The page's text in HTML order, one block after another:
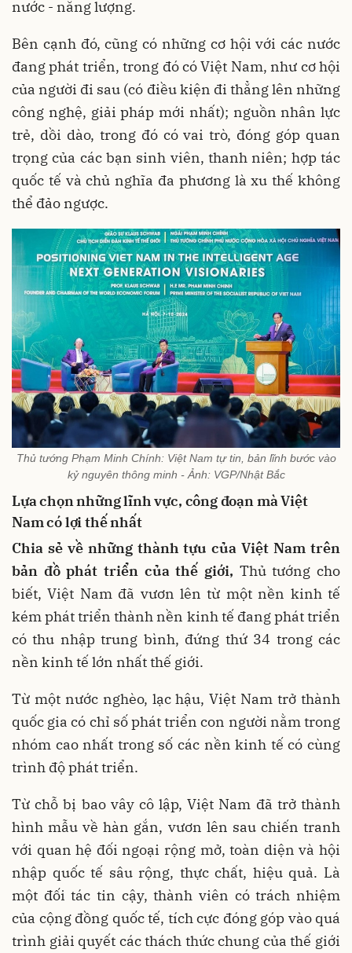
nước - năng lượng.
Bên cạnh đó, cũng có những cơ hội với các nước
đang phát triển, trong đó có Việt Nam, như cơ hội
của người đi sau (có điều kiện đi thẳng lên những
công nghệ, giải pháp mới nhất); nguồn nhân lực
trẻ, dồi dào, trong đó có vai trò, đóng góp quan
trọng của các bạn sinh viên, thanh niên; hợp tác
quốc tế và chủ nghĩa đa phương là xu thế không
thể đảo ngược.
Thủ tướng Phạm Minh Chính: Việt Nam tự tin, bản lĩnh bước vào
kỷ nguyên thông minh - Ảnh: VGP/Nhật Bắc
Lựa chọn những lĩnh vực, công đoạn mà Việt
Nam có lợi thế nhất
Chia sẻ về những thành tựu của Việt Nam trên
bản đồ phát triển của thế giới, Thủ tướng cho
biết, Việt Nam đã vươn lên từ một nền kinh tế
kém phát triển thành nền kinh tế đang phát triển
có thu nhập trung bình, đứng thứ 34 trong các
nền kinh tế lớn nhất thế giới.
Từ một nước nghèo, lạc hậu, Việt Nam trở thành
quốc gia có chỉ số phát triển con người nằm trong
nhóm cao nhất trong số các nền kinh tế có cùng
trình độ phát triển.
Từ chỗ bị bao vây cô lập, Việt Nam đã trở thành
hình mẫu về hàn gắn, vươn lên sau chiến tranh
với quan hệ đối ngoại rộng mở, toàn diện và hội
nhập quốc tế sâu rộng, thực chất, hiệu quả. Là
một đối tác tin cậy, thành viên có trách nhiệm
của cộng đồng quốc tế, tích cực đóng góp vào quá
trình giải quyết các thách thức chung của thế giới